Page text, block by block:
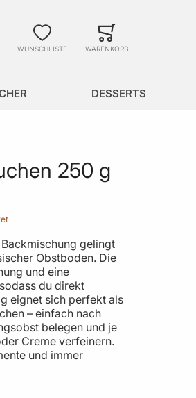
WUNSCHLISTE WARENKORB
DESSERTS
250 g
gelingt
Obstboden. Die
und eine
du direkt
eignet sich perfekt als
– einfach nach
belegen und je
Creme verfeinern.
und immer